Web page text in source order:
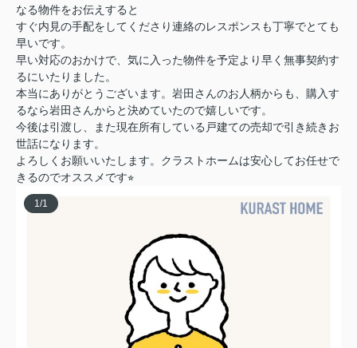
なる物件をお伝えすると
すぐ内見の手配をしてくださり連絡のレスポンスも丁寧でとても
早いです。
早い対応のおかけで、気に入った物件を予定より早く無事契約す
るにいたりました。
本当にありがとうございます。岩田さんのお人柄からも、購入す
るなら岩田さんからと決めていたので嬉しいです。
今後は引渡し、また現在所有している戸建ての売却で引き続きお
世話になります。
よろしくお願いいたします。クラストホームは安心してお任せで
きるのでオススメです⭐︎
1/1